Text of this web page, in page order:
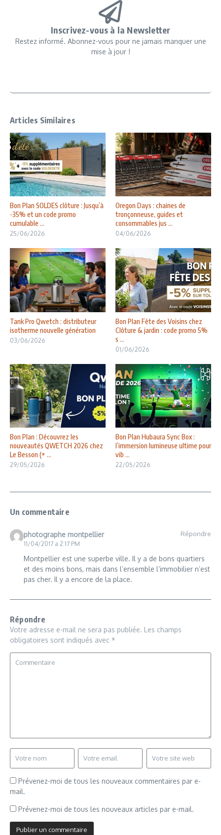
Inscrivez-vous à la Newsletter
Restez informé. Abonnez-vous pour ne jamais manquer une
mise à jour !
Articles Similaires
Bon Plan SOLDES clôture : Jusqu’à
-35% et un code promo
cumulable ...
25/06/2026
Oregon Days : chaines de
tronçonneuse, guides et
consommables jus ...
04/06/2026
Tank Pro Qwetch : distributeur
isotherme nouvelle génération
03/06/2026
Bon Plan Fête des Voisins chez
Clôture & jardin : code promo 5%
s ...
01/06/2026
Bon Plan : Découvrez les
nouveautés QWETCH 2026 chez
Le Besson (+ ...
29/05/2026
Bon Plan Hubaura Sync Box :
l’immersion lumineuse ultime pour
vib ...
22/05/2026
Un commentaire
photographe montpellier
11/04/2017 a 2:17 PM
Répondre
Montpellier est une superbe ville. Il y a de bons quartiers
et des moins bons, mais dans l’ensemble l’immobilier n’est
pas cher. Il y a encore de la place.
Répondre
Votre adresse e-mail ne sera pas publiée. Les champs
obligatoires sont indiqués avec *
Prévenez-moi de tous les nouveaux commentaires par e-
mail.
Prévenez-moi de tous les nouveaux articles par e-mail.